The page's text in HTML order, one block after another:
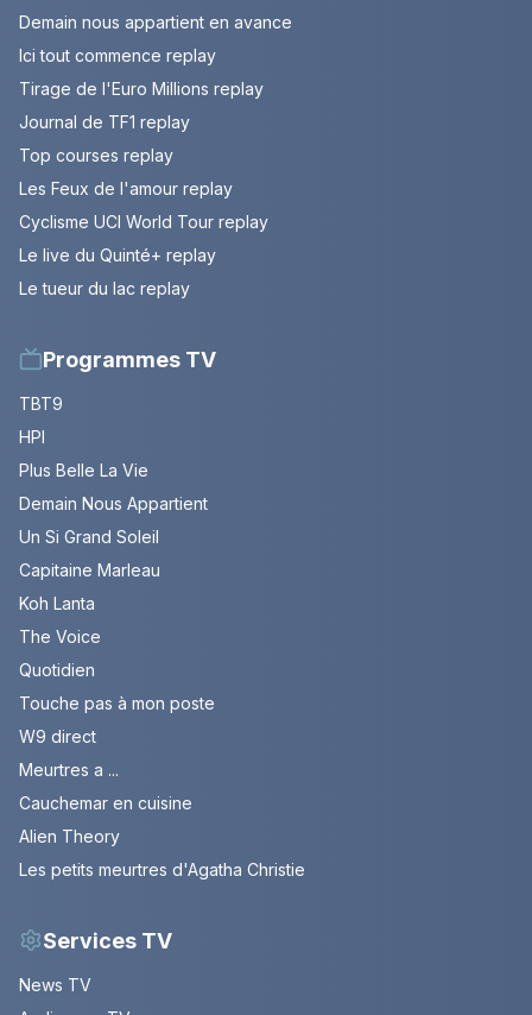
Demain nous appartient en avance
Ici tout commence replay
Tirage de l'Euro Millions replay
Journal de TF1 replay
Top courses replay
Les Feux de l'amour replay
Cyclisme UCI World Tour replay
Le live du Quinté+ replay
Le tueur du lac replay
Programmes TV
TBT9
HPI
Plus Belle La Vie
Demain Nous Appartient
Un Si Grand Soleil
Capitaine Marleau
Koh Lanta
The Voice
Quotidien
Touche pas à mon poste
W9 direct
Meurtres a ...
Cauchemar en cuisine
Alien Theory
Les petits meurtres d'Agatha Christie
Services TV
News TV